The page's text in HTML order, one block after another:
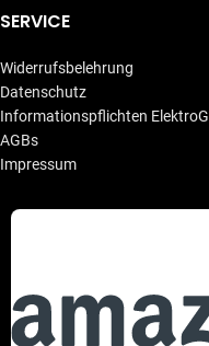
SERVICE
Widerrufsbelehrung
Datenschutz
Informationspflichten ElektroG
AGBs
Impressum